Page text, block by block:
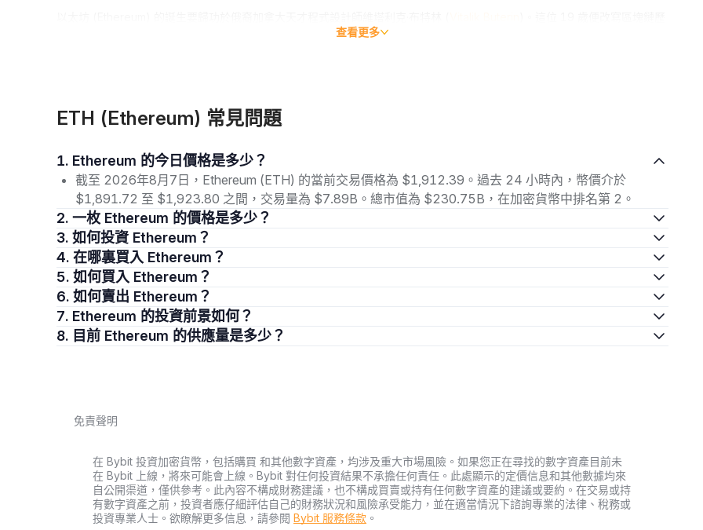
，透過撰寫深度文章傳播加密貨幣理念。在深入研究比特幣系統的過程
1.2 億枚,持續引領 Web3.0 的技術革新。以太幣於 2015 年 7 月 30 日正式上線。ETH 的首筆交易在 2015 年 8 月 7 日以
ETH 有何用途？
支援以太坊網路運作
以太幣 (ETH) 是維繫以太坊 (Ethereum) 區塊鏈運轉的關鍵代幣，可視為網路的「數位燃料」。若無 ETH 支付交易手續費
(Gas Fee) ，整個以太坊系統將陷入停擺。無論是執行智能合約 (smart contract) 或使用去中心化應用程式 (DApp) ，ETH 都
是不可或缺的支付媒介。儘管以太坊 (Ethereum) 上存在 BAT、BNT 等多種代幣，ETH 始終是生態系的核心流通資產,其供應
量變化直接影響市場價格。
礦工獎勵機制
Ethereum 礦工透過工作量證明 (PoW) 機制驗證交易，每完成一個區塊的驗證即可獲得 2-3 ETH 獎勵。2022 年 9 月已完成
全球超過 15 萬家企業接受 ETH 支付，包含 Shopify 電商平台、線上旅遊服務商 Travala ，甚至可透過 BitPay 支付卡在
ETH 在投資組合中的戰略地位
作為加密貨幣的核心資產，以太幣正成為現代投資組合配置的重要選項。根據彭博社 2023 年研究報告，將 ETH 納入傳統股
查看更多
ETH (Ethereum) 常見問題
1. Ethereum 的今日價格是多少？
截至 2026年8月7日，Ethereum (ETH) 的當前交易價格為 $1,912.39。過去 24 小時內，幣價介於
$1,891.72 至 $1,923.80 之間，交易量為 $7.89B。總市值為 $230.75B，在加密貨幣中排名第 2。
2. 一枚 Ethereum 的價格是多少？
3. 如何投資 Ethereum？
4. 在哪裏買入 Ethereum？
5. 如何買入 Ethereum？
6. 如何賣出 Ethereum？
7. Ethereum 的投資前景如何？
8. 目前 Ethereum 的供應量是多少？
免責聲明
在 Bybit 投資加密貨幣，包括購買 和其他數字資產，均涉及重大市場風險。如果您正在尋找的數字資產目前未
在 Bybit 上線，將來可能會上線。Bybit 對任何投資結果不承擔任何責任。此處顯示的定價信息和其他數據均來
自公開渠道，僅供參考。此內容不構成財務建議，也不構成買賣或持有任何數字資產的建議或要約。在交易或持
有數字資產之前，投資者應仔細評估自己的財務狀況和風險承受能力，並在適當情況下諮詢專業的法律、稅務或
投資專業人士。欲瞭解更多信息，請參閱 Bybit 服務條款 。